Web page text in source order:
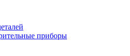
приборы